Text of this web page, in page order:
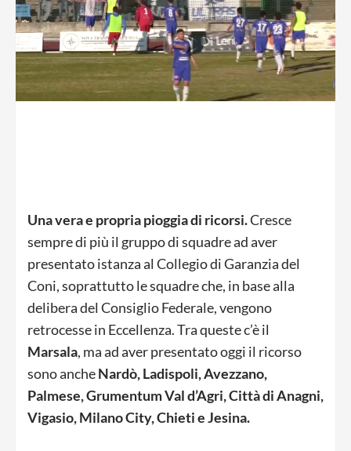
Una vera e propria pioggia di ricorsi.Cresce
sempre di più il gruppo di squadre ad aver
presentato istanza al Collegio di Garanzia del
Coni, soprattutto le squadre che, in base alla
delibera del Consiglio Federale, vengono
retrocesse in Eccellenza. Tra queste c’è il
Marsala, ma ad aver presentato oggi il ricorso
sono ancheNardò, Ladispoli, Avezzano,
Palmese, Grumentum Val d’Agri, Città di Anagni,
Vigasio, Milano City, Chietie Jesina.